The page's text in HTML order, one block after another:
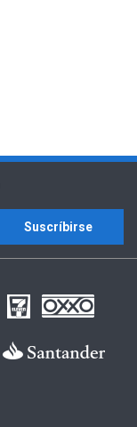
Suscríbirse